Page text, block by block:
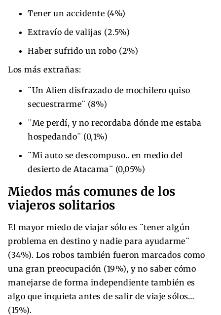
Tener un accidente (4%)
Extravío de valijas (2.5%)
Haber sufrido un robo (2%)
Los más extrañas:
¨Un Alien disfrazado de mochilero quiso
secuestrarme¨ (8%)
¨Me perdí, y no recordaba dónde me estaba
hospedando¨ (0,1%)
¨Mi auto se descompuso.. en medio del
desierto de Atacama¨ (0,05%)
Miedos más comunes de los
viajeros solitarios
El mayor miedo de viajar sólo es ¨tener algún
problema en destino y nadie para ayudarme¨
(34%). Los robos también fueron marcados como
una gran preocupación (19%), y no saber cómo
manejarse de forma independiente también es
algo que inquieta antes de salir de viaje sólos…
(15%).